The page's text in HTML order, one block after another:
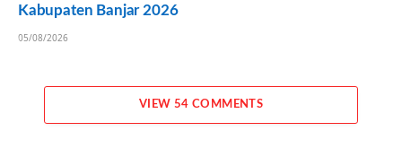
Kabupaten Banjar 2026
05/08/2026
VIEW 54 COMMENTS